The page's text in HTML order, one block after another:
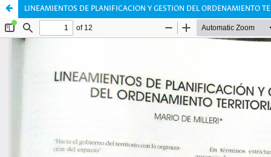
LINEAMIENTOS DE PLANIFICACION Y GESTION DEL ORDENAMIENTO